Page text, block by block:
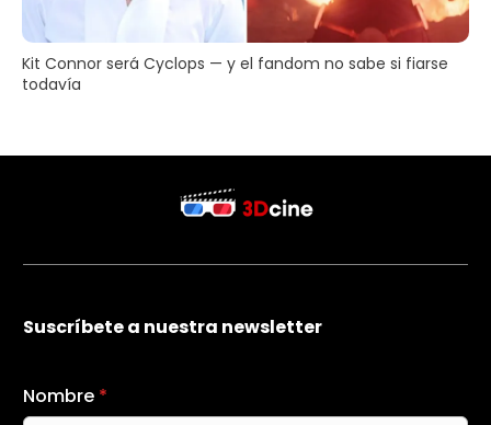
Kit Connor será Cyclops — y el fandom no sabe si fiarse
todavía
Suscríbete a nuestra newsletter
Nombre *